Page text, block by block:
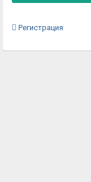
Регистрация